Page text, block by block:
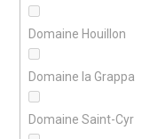
Domaine Houillon
Domaine la Grappa
Domaine Saint-Cyr